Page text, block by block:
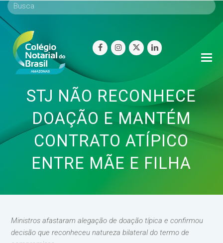
facebookinstagram
twitterlinkedin
STJ NÃO RECONHECE
DOAÇÃO E MANTÉM
CONTRATO ATÍPICO
ENTRE MÃE E FILHA
Ministros afastaram alegação de doação típica e confirmou
decisão que reconheceu natureza bilateral do termo de